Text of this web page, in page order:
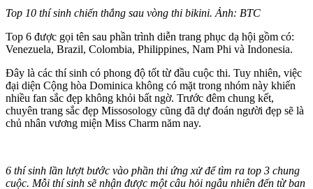
Top 10 thí sinh chiến thắng sau vòng thi bikini. Ảnh: BTC
Top 6 được gọi tên sau phần trình diễn trang phục dạ hội gồm có:
Venezuela, Brazil, Colombia, Philippines, Nam Phi và Indonesia.
Đây là các thí sinh có phong độ tốt từ đầu cuộc thi. Tuy nhiên, việc
đại diện Cộng hòa Dominica không có mặt trong nhóm này khiến
nhiều fan sắc đẹp không khỏi bất ngờ. Trước đêm chung kết,
chuyên trang sắc đẹp Missosology cũng đã dự đoán người đẹp sẽ là
chủ nhân vương miện Miss Charm năm nay.
6 thí sinh lần lượt bước vào phần thi ứng xử để tìm ra top 3 chung
cuộc. Mỗi thí sinh sẽ nhận được một câu hỏi ngẫu nhiên đến từ ban